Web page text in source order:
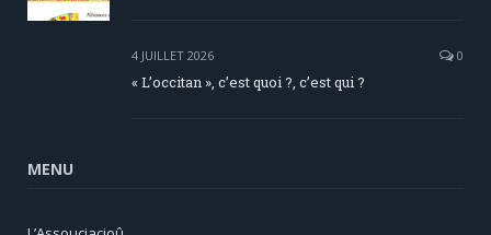
4 JUILLET 2026 0
« L’occitan », c’est quoi ?, c’est qui ?
MENU